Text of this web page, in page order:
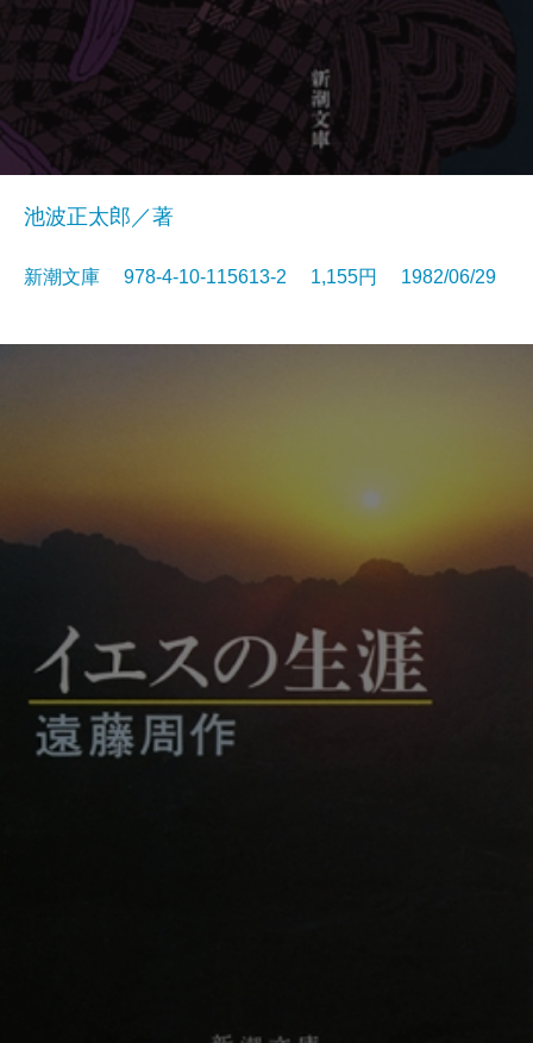
池波正太郎／著
新潮文庫 978-4-10-115613-2 1,155円 1982/06/29